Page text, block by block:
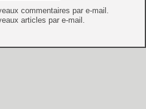
commentaires par e-mail.
articles par e-mail.